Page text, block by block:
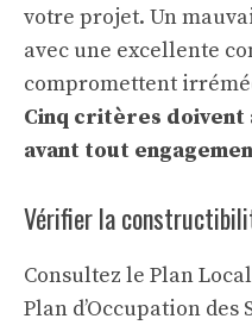
votre projet. Un
avec une excellente
compromettent
Cinq critères
avant tout
Vérifier la
Consultez le Plan
Plan d’Occupation des